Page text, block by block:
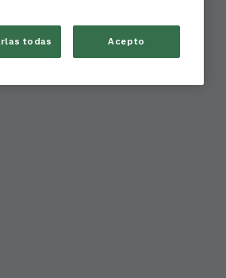
todas Acepto